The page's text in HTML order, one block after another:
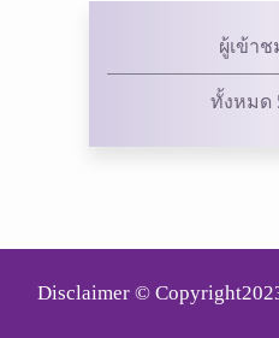
ผู้เข้าช
ทั้งหมด
Disclaimer ©